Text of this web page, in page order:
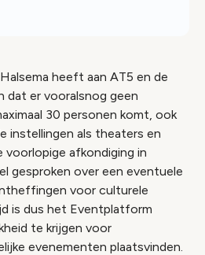
heeft aan AT5 en de
dat er vooralsnog geen
30 personen komt, ook
instellingen als theaters en
voorlopige afkondiging in
gesproken over een eventuele
voor culturele
is dus het Eventplatform
te krijgen voor
evenementen plaatsvinden.